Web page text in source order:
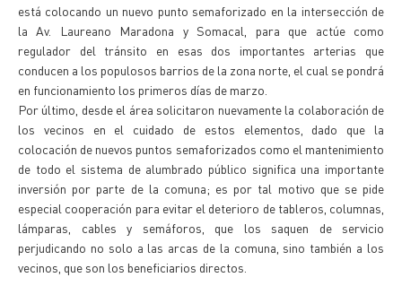
está colocando un nuevo punto semaforizado en la intersección de
la Av. Laureano Maradona y Somacal, para que actúe como
regulador del tránsito en esas dos importantes arterias que
conducen a los populosos barrios de la zona norte, el cual se pondrá
en funcionamiento los primeros días de marzo.
Por último, desde el área solicitaron nuevamente la colaboración de
los vecinos en el cuidado de estos elementos, dado que la
colocación de nuevos puntos semaforizados como el mantenimiento
de todo el sistema de alumbrado público significa una importante
inversión por parte de la comuna; es por tal motivo que se pide
especial cooperación para evitar el deterioro de tableros, columnas,
lámparas, cables y semáforos, que los saquen de servicio
perjudicando no solo a las arcas de la comuna, sino también a los
vecinos, que son los beneficiarios directos.